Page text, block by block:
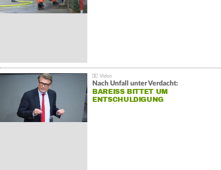
Nach Unfall unter Verdacht:
BAREISS BITTET UM E
NTSCHULDIGUNG